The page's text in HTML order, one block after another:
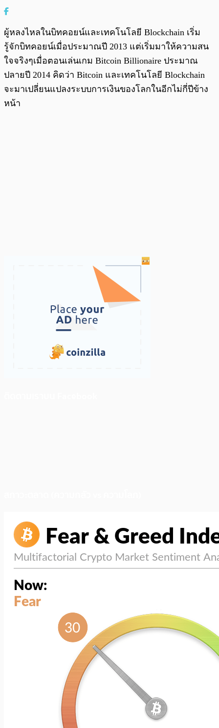
ผู้หลงไหลในบิทคอยน์และเทคโนโลยี Blockchain เริ่ม
รู้จักบิทคอยน์เมื่อประมาณปี 2013 แต่เริ่มมาให้ความสน
ใจจริงๆเมื่อตอนเล่นเกม Bitcoin Billionaire ประมาณ
ปลายปี 2014 คิดว่า Bitcoin และเทคโนโลยี Blockchain
จะมาเปลี่ยนแปลงระบบการเงินของโลกในอีกไม่กี่ปีข้าง
หน้า